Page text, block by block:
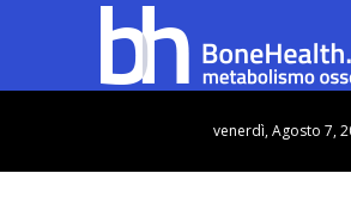
venerdì, Agosto 7,